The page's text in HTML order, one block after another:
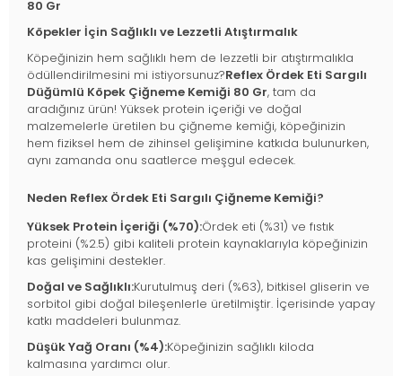
80 Gr
Köpekler İçin Sağlıklı ve Lezzetli Atıştırmalık
Köpeğinizin hem sağlıklı hem de lezzetli bir atıştırmalıkla
ödüllendirilmesini mi istiyorsunuz?Reflex Ördek Eti Sargılı
Düğümlü Köpek Çiğneme Kemiği 80 Gr, tam da
aradığınız ürün! Yüksek protein içeriği ve doğal
malzemelerle üretilen bu çiğneme kemiği, köpeğinizin
hem fiziksel hem de zihinsel gelişimine katkıda bulunurken,
aynı zamanda onu saatlerce meşgul edecek.
Neden Reflex Ördek Eti Sargılı Çiğneme Kemiği?
Yüksek Protein İçeriği (%70):Ördek eti (%31) ve fıstık
proteini (%2.5) gibi kaliteli protein kaynaklarıyla köpeğinizin
kas gelişimini destekler.
Doğal ve Sağlıklı:Kurutulmuş deri (%63), bitkisel gliserin ve
sorbitol gibi doğal bileşenlerle üretilmiştir. İçerisinde yapay
katkı maddeleri bulunmaz.
Düşük Yağ Oranı (%4):Köpeğinizin sağlıklı kiloda
kalmasına yardımcı olur.